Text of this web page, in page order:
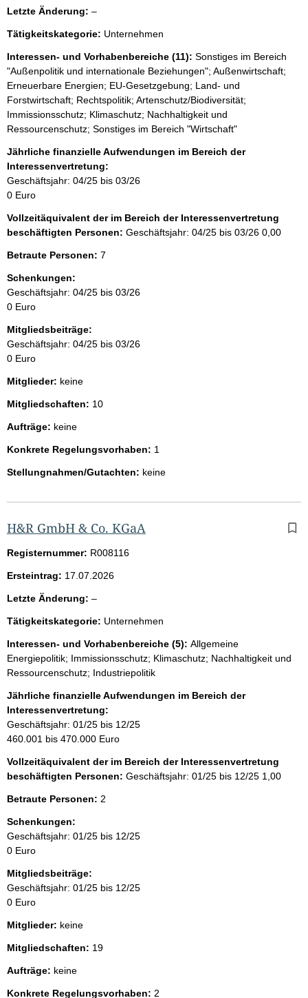
Letzte Änderung: –l
e
r
Tätigkeitskategorie: Unternehmen
Interessen- und Vorhabenbereiche (11): Sonstiges im Bereich
"Außenpolitik und internationale Beziehungen"; Außenwirtschaft;
Erneuerbare Energien; EU-Gesetzgebung; Land- und
Forstwirtschaft; Rechtspolitik; Artenschutz/Biodiversität;
Immissionsschutz; Klimaschutz; Nachhaltigkeit und
Ressourcenschutz; Sonstiges im Bereich "Wirtschaft"
Jährliche finanzielle Aufwendungen im Bereich der
Interessenvertretung:
Geschäftsjahr: 04/25 bis 03/26
0 Euro
Vollzeitäquivalent der im Bereich der Interessenvertretung
beschäftigten Personen: Geschäftsjahr: 04/25 bis 03/26 0,00
Betraute Personen: 7
Schenkungen:
Geschäftsjahr: 04/25 bis 03/26
0 Euro
Mitgliedsbeiträge:
Geschäftsjahr: 04/25 bis 03/26
0 Euro
Mitglieder: keine
Mitgliedschaften: 10
Aufträge: keine
Konkrete Regelungsvorhaben: 1
Stellungnahmen/Gutachten: keine
H&R GmbH & Co. KGaA
Registernummer: R008116
Ersteintrag: 17.07.2026
Letzte Änderung: –l
e
r
Tätigkeitskategorie: Unternehmen
Interessen- und Vorhabenbereiche (5): Allgemeine
Energiepolitik; Immissionsschutz; Klimaschutz; Nachhaltigkeit und
Ressourcenschutz; Industriepolitik
Jährliche finanzielle Aufwendungen im Bereich der
Interessenvertretung:
Geschäftsjahr: 01/25 bis 12/25
460.001 bis 470.000 Euro
Vollzeitäquivalent der im Bereich der Interessenvertretung
beschäftigten Personen: Geschäftsjahr: 01/25 bis 12/25 1,00
Betraute Personen: 2
Schenkungen:
Geschäftsjahr: 01/25 bis 12/25
0 Euro
Mitgliedsbeiträge:
Geschäftsjahr: 01/25 bis 12/25
0 Euro
Mitglieder: keine
Mitgliedschaften: 19
Aufträge: keine
Konkrete Regelungsvorhaben: 2